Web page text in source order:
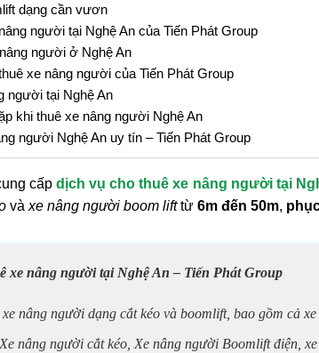
dạng cần vươn
người tại Nghệ An của Tiến Phát Group
người ở Nghệ An
xe nâng người của Tiến Phát Group
người tại Nghệ An
khi thuê xe nâng người Nghệ An
người Nghệ An uy tín – Tiến Phát Group
cấp dịch vụ cho thuê xe nâng người tại
và xe nâng người boom lifttừ 6m đến 50m,
xe nâng người tại Nghệ An – Tiến Phát Group
nâng người dạng cắt kéo và boomlift, bao gồm cả
Xe nâng người cắt kéo, Xe nâng người Boomlift điện,